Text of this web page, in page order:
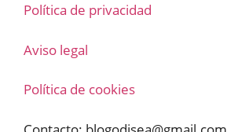
Política de privacidad
Aviso legal
Política de cookies